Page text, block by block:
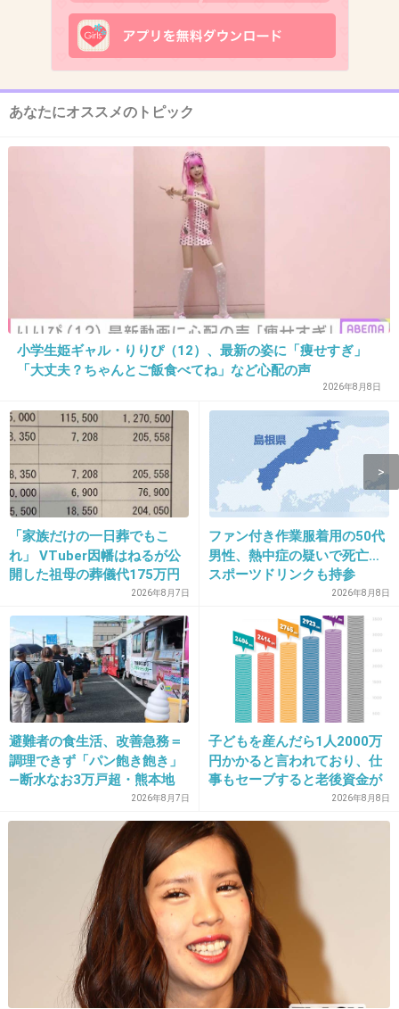
助けますね
+18
12. 匿名2026/06/03(水) 19:17:20
アンケート取ることにしたの？
13. 匿名 2026/06/03(水) 19:17:31
道を聞かれた時なら答えるよ
この前初めて行った場所でも訊かれたけど、た
またま直前に自分も間違えたから答えられた
+37
道を聞かれたらそりゃ教えるよ。
れるから、それはちょっと困ってるけど。
+13 -1
15. 匿名2026/06/03(水) 19:17:39
>>4
ロンドンで道を聞かれたから答えてあげようと
したら3人の男に囲まれてお金盗られたことあ
海外ではお気をつけて
1件の返信
+75
あなたにオススメのトピック
小学生姫ギャル・りりぴ（12）、最新の姿に「痩せすぎ」
「大丈夫？ちゃんとご飯食べてね」など心配の声
2026年8月8日
「家族だけの一日葬でもこ
れ」 VTuber因幡はねるが公
開した祖母の葬儀代175万円
2026年8月7日
ファン付き作業服着用の50代
男性、熱中症の疑いで死亡…
スポーツドリンクも持参
2026年8月8日
避難者の食生活、改善急務＝
調理できず「パン飽き飽き」
―断水なお3万戸超・熊本地
2026年8月7日
子どもを産んだら1人2000万
円かかると言われており、仕
事もセーブすると老後資金が
貯められない…一方、子育て
していない人は潤沢な資金で
悠々老後だと歪んでいるので
は？→様々な意見
2026年8月8日